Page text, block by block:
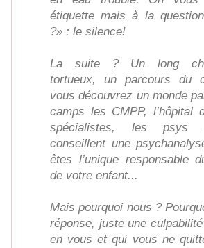
étiquette mais à la
?» : le silence!
La suite ? Un long
tortueux, un parcours du
vous découvrez un monde
camps les CMPP, l’hôpital
spécialistes, les psys
conseillent une
êtes l’unique responsable
de votre enfant...
Mais pourquoi nous ?
réponse, juste une
en vous et qui vous ne